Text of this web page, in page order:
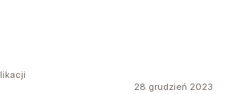
28 grudzień 2023